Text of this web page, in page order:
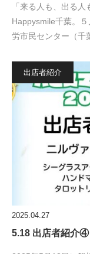
「来る人も、出る
Happysmile千葉。
労市民センター（千
出店者紹介
2025.04.27
5.18 出店者紹介④